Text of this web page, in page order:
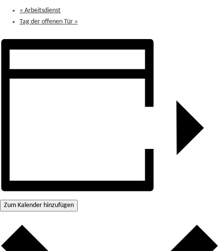
« Arbeitsdienst
Tag der offenen Tür »
Zum Kalender hinzufügen